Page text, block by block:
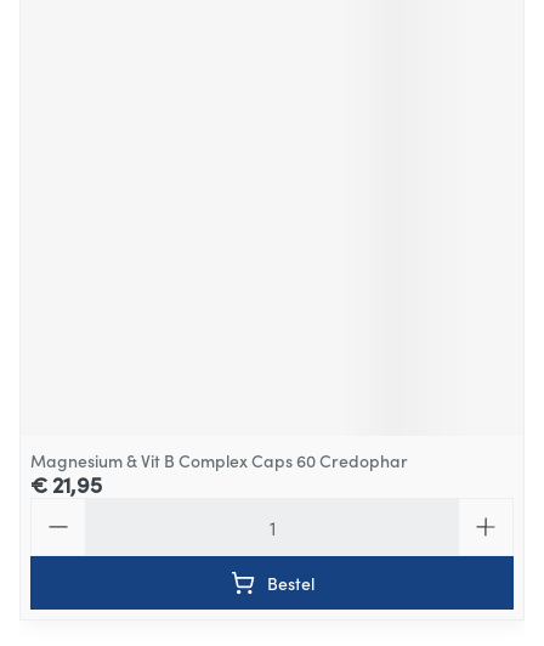
Magnesium & Vit B Complex Caps 60 Credophar
€ 21,95
Bestel